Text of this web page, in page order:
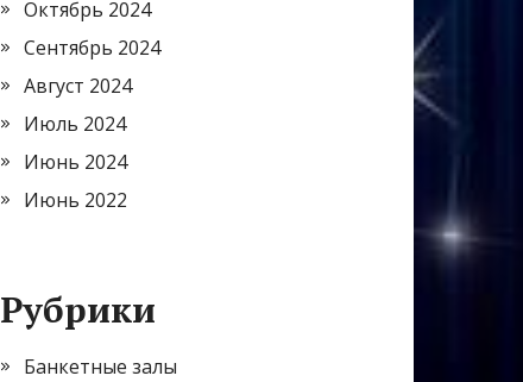
Октябрь 2024
Сентябрь 2024
Август 2024
Июль 2024
Июнь 2024
Июнь 2022
Рубрики
Банкетные залы